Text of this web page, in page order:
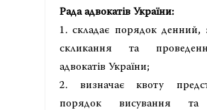
Рада адвокатів України:
1. складає порядок денний,
скликання та
адвокатів України;
2. визначає квоту
порядок висування та